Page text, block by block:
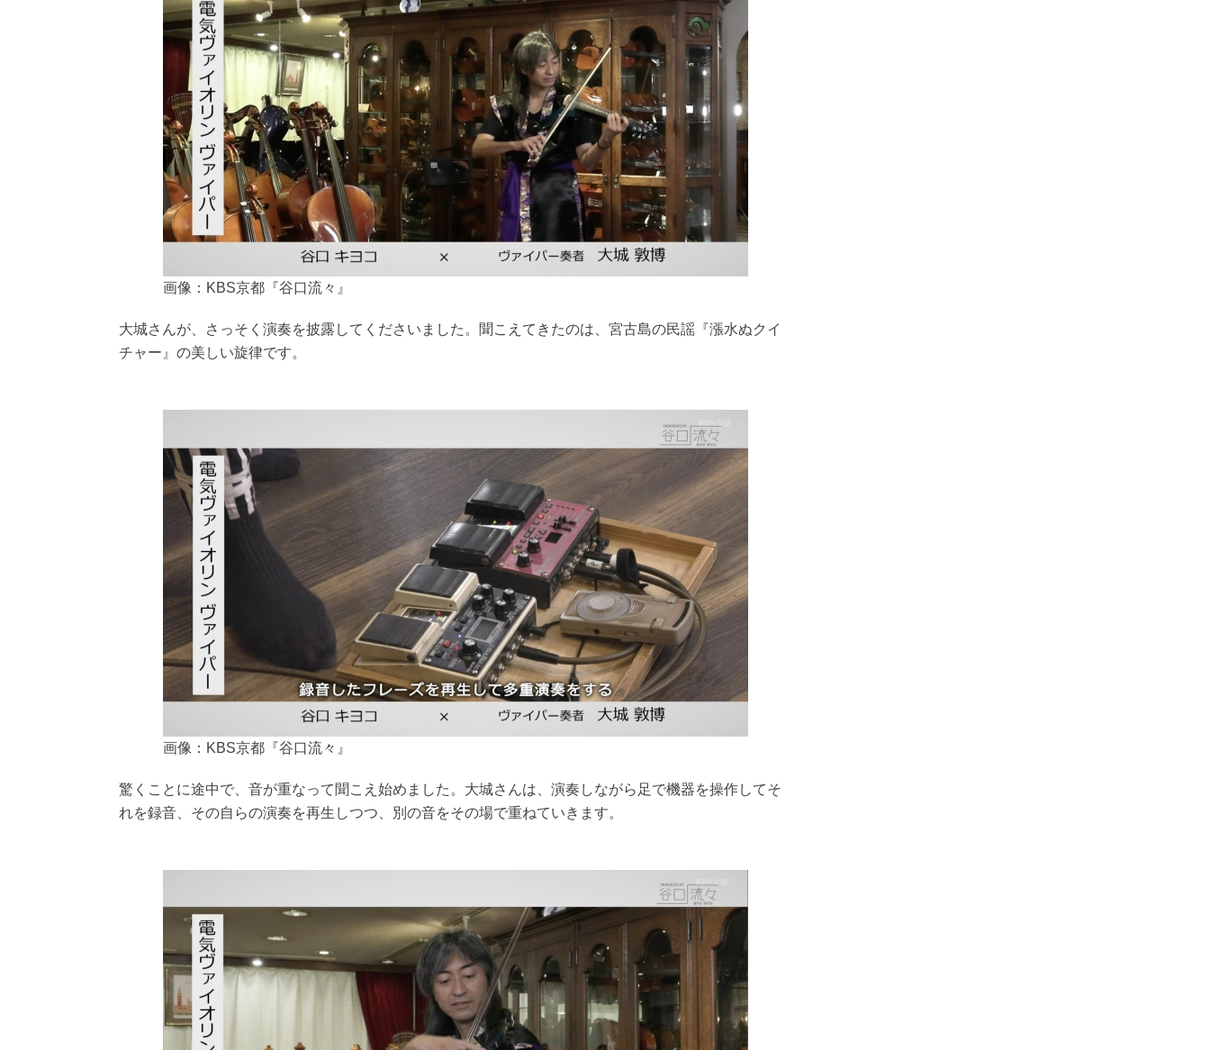
画像：KBS京都『谷口流々』
大城さんが、さっそく演奏を披露してくださいました。聞こえてきたのは、宮古島の民謡『漲水ぬクイ
チャー』の美しい旋律です。
画像：KBS京都『谷口流々』
驚くことに途中で、音が重なって聞こえ始めました。大城さんは、演奏しながら足で機器を操作してそ
れを録音、その自らの演奏を再生しつつ、別の音をその場で重ねていきます。